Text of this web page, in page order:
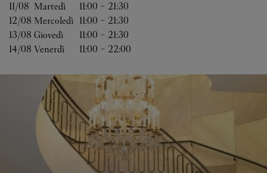
11/08 Martedì 11:00 - 21:30
12/08 Mercoledì 11:00 - 21:30
13/08 Giovedì 11:00 - 21:30
14/08 Venerdì 11:00 - 22:00